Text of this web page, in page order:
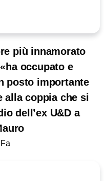
più innamorato
occupato e
posto importante
alla coppia che si
dell’ex U&D a